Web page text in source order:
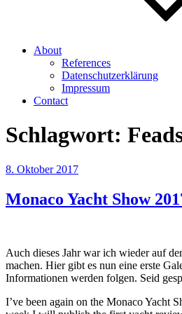
About
References
Datenschutzerklärung
Impressum
Contact
Schlagwort:
Veröffentlicht
8. Oktober 2017
Monaco Yacht Show
Auch dieses Jahr war ich wieder auf
machen. Hier gibt es nun eine erste
Informationen werden folgen. Seid
I’ve been again on the Monaco Yacht